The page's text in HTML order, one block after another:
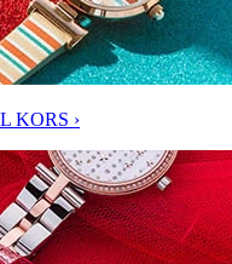
KORS ›